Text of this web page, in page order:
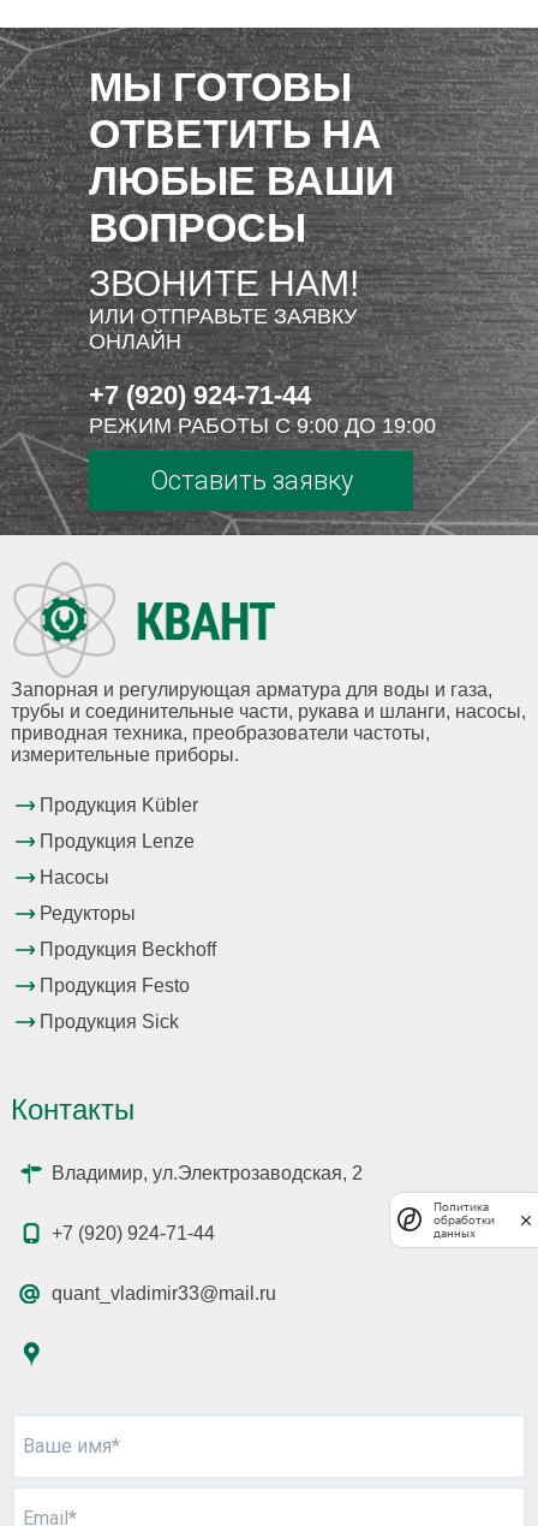
МЫ ГОТОВЫ
ОТВЕТИТЬ НА
ЛЮБЫЕ ВАШИ
ВОПРОСЫ
ЗВОНИТЕ НАМ!
ИЛИ ОТПРАВЬТЕ ЗАЯВКУ
ОНЛАЙН
+7 (920) 924-71-44
РЕЖИМ РАБОТЫ С 9:00 ДО 19:00
Оставить заявку
Запорная и регулирующая арматура для воды и газа,
трубы и соединительные части, рукава и шланги, насосы,
приводная техника, преобразователи частоты,
измерительные приборы.
Продукция Kübler
Продукция Lenze
Насосы
Редукторы
Продукция Beckhoff
Продукция Festo
Продукция Sick
Контакты
Владимир, ул.Электрозаводская, 2
+7 (920) 924-71-44
quant_vladimir33@mail.ru
Ваше имя*
Email*
Политика
обработки
данных